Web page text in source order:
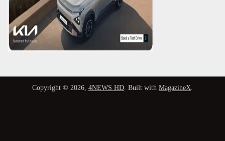
Copyright © 2026, 4NEWS HD . Built with MagazineX